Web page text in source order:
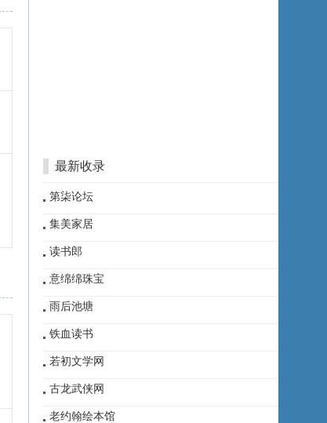
最新收录
第柒论坛
集美家居
读书郎
意绵绵珠宝
雨后池塘
铁血读书
若初文学网
古龙武侠网
老约翰绘本馆